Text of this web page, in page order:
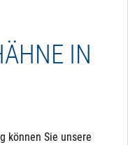
IN
können Sie unsere